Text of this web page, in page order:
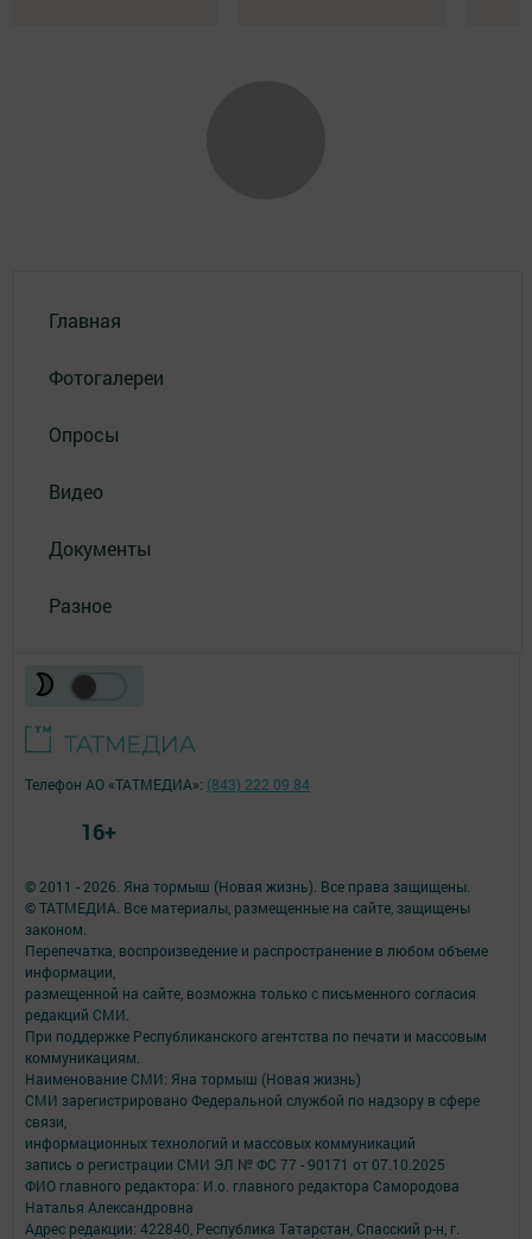
Главная
Фотогалереи
Опросы
Видео
Документы
Разное
© 2011 - 2026. Яна тормыш (Новая жизнь). Все права защищены.
© ТАТМЕДИА. Все материалы, размещенные на сайте, защищены
законом.
Перепечатка, воспроизведение и распространение в любом объеме
информации,
размещенной на сайте, возможна только с письменного согласия
редакций СМИ.
При поддержке Республиканского агентства по печати и массовым
коммуникациям.
Наименование СМИ: Яна тормыш (Новая жизнь)
СМИ зарегистрировано Федеральной службой по надзору в сфере
связи,
информационных технологий и массовых коммуникаций
запись о регистрации СМИ ЭЛ № ФС 77 - 90171 от 07.10.2025
ФИО главного редактора: И.о. главного редактора Самородова
Наталья Александровна
Адрес редакции: 422840, Республика Татарстан, Спасский р-н, г.
Телефон АО «ТАТМЕДИА»: (843) 222 09 84
16+